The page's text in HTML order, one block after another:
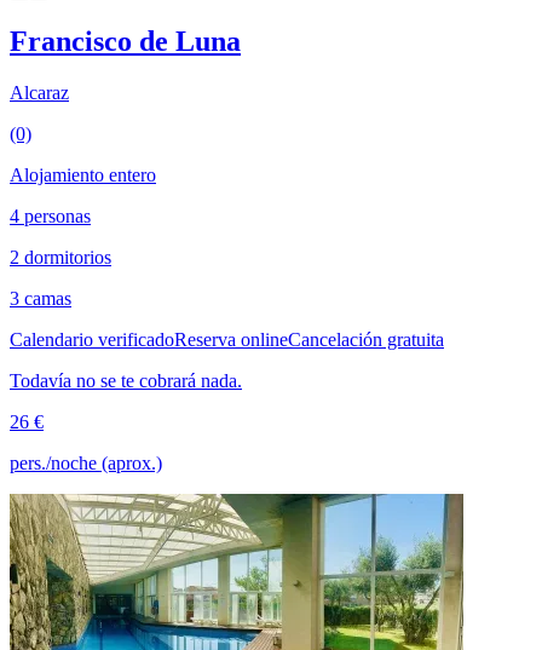
Francisco de Luna
Alcaraz
(0)
Alojamiento entero
4 personas
2 dormitorios
3 camas
Calendario verificadoReserva onlineCancelación gratuita
Todavía no se te cobrará nada.
26 €
pers./noche (aprox.)